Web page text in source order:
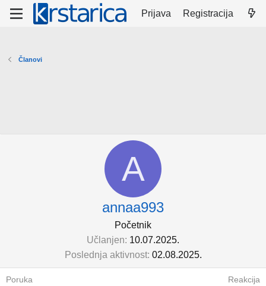
Prijava Registracija
Članovi
A
annaa993
Početnik
Učlanjen 10.07.2025.
Poslednja aktivnost 02.08.2025.
Poruka Reakcija